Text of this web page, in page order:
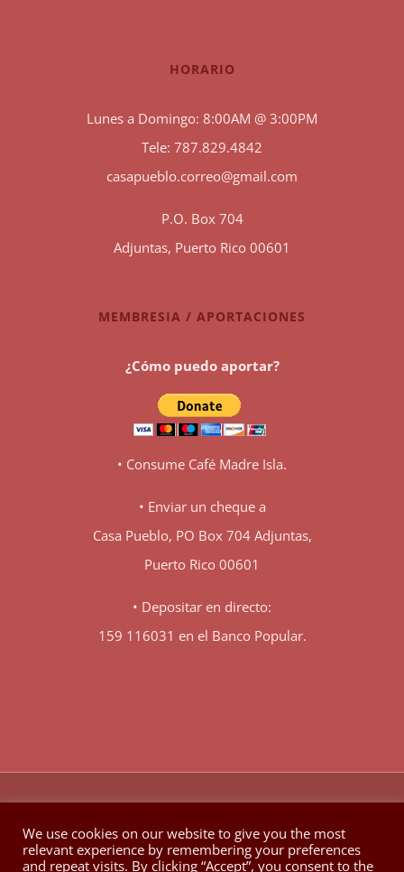
HORARIO
Lunes a Domingo: 8:00AM @ 3:00PM
Tele: 787.829.4842
casapueblo.correo@gmail.com
P.O. Box 704
Adjuntas, Puerto Rico 00601
MEMBRESIA / APORTACIONES
¿Cómo puedo aportar?
• Consume Café Madre Isla.
• Enviar un cheque a
Casa Pueblo, PO Box 704 Adjuntas,
Puerto Rico 00601
• Depositar en directo:
159 116031 en el Banco Popular.
Facebook
X YouTubeInstagram
We use cookies on our website to give you the most
relevant experience by remembering your preferences
and repeat visits. By clicking “Accept”, you consent to the